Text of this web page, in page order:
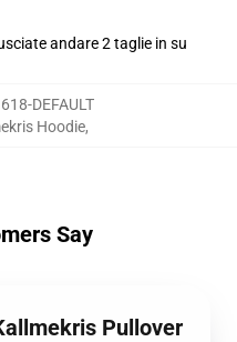
andare 2 taglie in su
DEFAULT
Hoodie,
Say
Pullover